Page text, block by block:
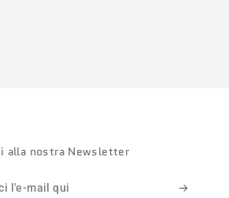
alla nostra Newsletter